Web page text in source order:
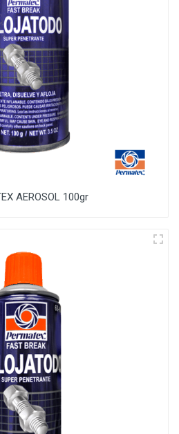
AEROSOL 100gr